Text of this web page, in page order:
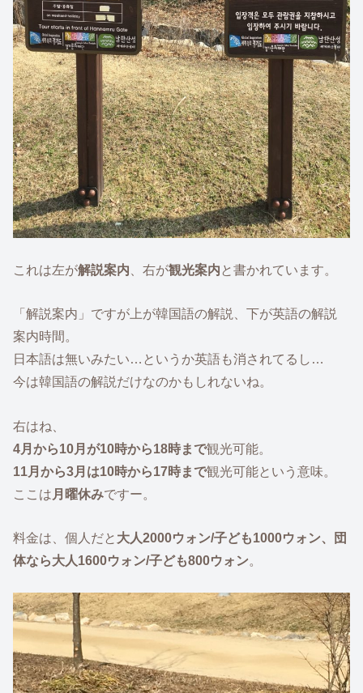
これは左が解説案内 、右が観光案内 と書かれています。
「解説案内」ですが上が韓国語の解説、下が英語の解説
案内時間。
日本語は無いみたい…というか英語も消されてるし…
今は韓国語の解説だけなのかもしれないね。
右はね、
4月から10月が10時から18時まで観光可能。
11月から3月は10時から17時まで観光可能という意味。
ここは 月曜休みですー。
料金は、個人だと 大人2000ウォン/子ども1000ウォン、団
体なら大人1600ウォン/子ども800ウォン。